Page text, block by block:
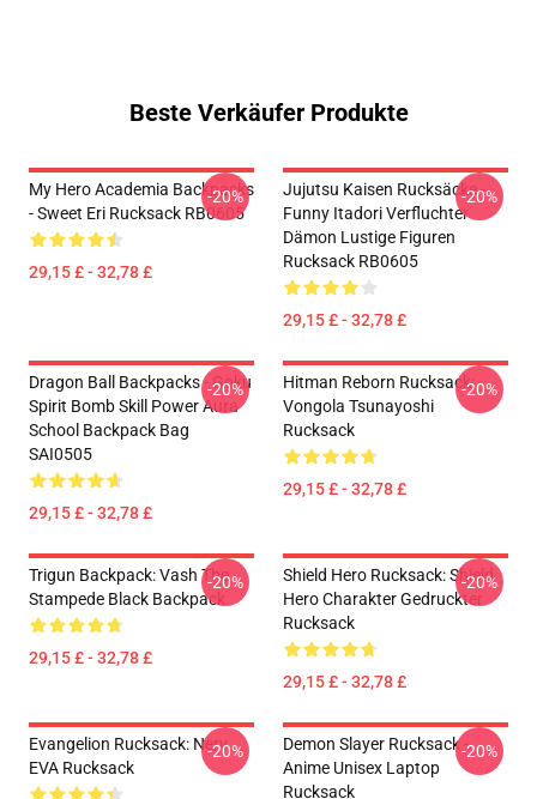
Beste Verkäufer Produkte
My Hero Academia Backpacks
- Sweet Eri Rucksack RB0605
29,15 £ - 32,78 £
-20%
Jujutsu Kaisen Rucksäcke -
Funny Itadori Verfluchter
Dämon Lustige Figuren
Rucksack RB0605
29,15 £ - 32,78 £
-20%
Dragon Ball Backpacks - Goku
Spirit Bomb Skill Power Aura
School Backpack Bag
SAI0505
29,15 £ - 32,78 £
-20%
Hitman Reborn Rucksack:
Vongola Tsunayoshi
Rucksack
29,15 £ - 32,78 £
-20%
Trigun Backpack: Vash The
Stampede Black Backpack
29,15 £ - 32,78 £
-20%
Shield Hero Rucksack: Shield
Hero Charakter Gedruckter
Rucksack
29,15 £ - 32,78 £
-20%
Evangelion Rucksack: Nerv
EVA Rucksack
-20%
Demon Slayer Rucksack -
Anime Unisex Laptop
Rucksack
-20%